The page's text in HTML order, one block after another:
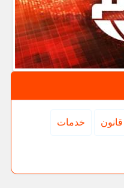
قانون خدمات